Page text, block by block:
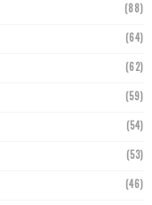
(88)
(64)
(62)
(59)
(54)
(53)
(46)